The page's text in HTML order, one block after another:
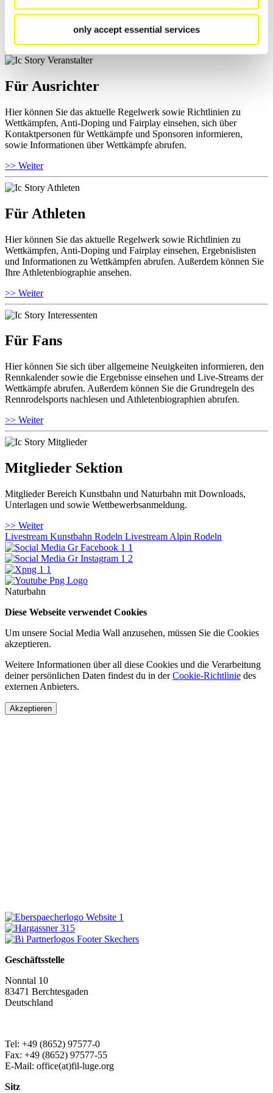
only accept essential services
Ausschreibungen für Wettkämpfe herunterladen, sowie auf die
Mitgliedersektion zugreifen.
Für Ausrichter
Hier können Sie das aktuelle Regelwerk sowie Richtlinien zu
Wettkämpfen, Anti-Doping und Fairplay einsehen, sich über
Kontaktpersonen für Wettkämpfe und Sponsoren informieren,
sowie Informationen über Wettkämpfe abrufen.
>> Weiter
Für Athleten
Hier können Sie das aktuelle Regelwerk sowie Richtlinien zu
Wettkämpfen, Anti-Doping und Fairplay einsehen, Ergebnislisten
und Informationen zu Wettkämpfen abrufen. Außerdem können Sie
Ihre Athletenbiographie ansehen.
>> Weiter
Für Fans
Hier können Sie sich über allgemeine Neuigkeiten informieren, den
Rennkalender sowie die Ergebnisse einsehen und Live-Streams der
Wettkämpfe abrufen. Außerdem können Sie die Grundregeln des
Rennrodelsports nachlesen und Athletenbiographien abrufen.
>> Weiter
Mitglieder Sektion
Mitglieder Bereich Kunstbahn und Naturbahn mit Downloads,
Unterlagen und sowie Wettbewerbsanmeldung.
>> Weiter
Livestream Kunstbahn Rodeln Livestream Alpin Rodeln
Naturbahn
Diese Webseite verwendet Cookies
Um unsere Social Media Wall anzusehen, müssen Sie die Cookies
akzeptieren.
Weitere Informationen über all diese Cookies und die Verarbeitung
deiner persönlichen Daten findest du in derCookie-Richtlinie des
externen Anbieters.
Akzeptieren
Geschäftsstelle
Nonntal 10
83471 Berchtesgaden
Deutschland
Tel: +49 (8652) 97577-0
Fax: +49 (8652) 97577-55
E-Mail: office(at)fil-luge.org
Sitz